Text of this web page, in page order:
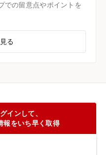
での留意点やポイントを
る
インして、
報をいち早く取得